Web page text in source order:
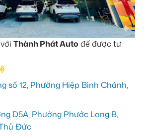
Thành Phát Auto để được tư
số 12, Phường Hiệp Bình Chánh,
D5A, Phường Phước Long B,
Đức